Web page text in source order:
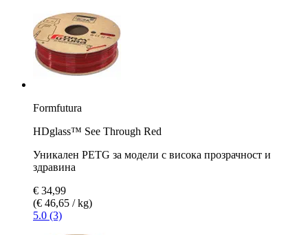
Formfutura
HDglass™ See Through Red
Уникален PETG за модели с висока прозрачност и
здравина
€ 34,99
(€ 46,65 / kg)
5.0 (3)